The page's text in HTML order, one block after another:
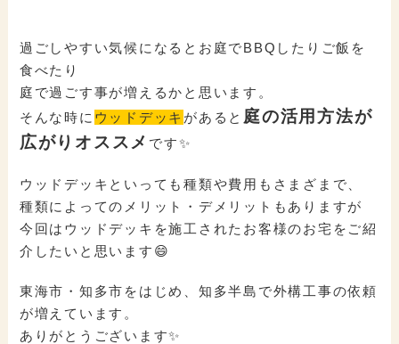
過ごしやすい気候になるとお庭でBBQしたりご飯を
食べたり
庭で過ごす事が増えるかと思います。
そんな時に ウッドデッキ があると 庭の活用方法が
広がりオススメ です✨
ウッドデッキといっても種類や費用もさまざまで、
種類によってのメリット・デメリットもありますが
今回はウッドデッキを施工されたお客様のお宅をご紹
介したいと思います😄
東海市・知多市をはじめ、知多半島で外構工事の依頼
が増えています。
ありがとうございます✨